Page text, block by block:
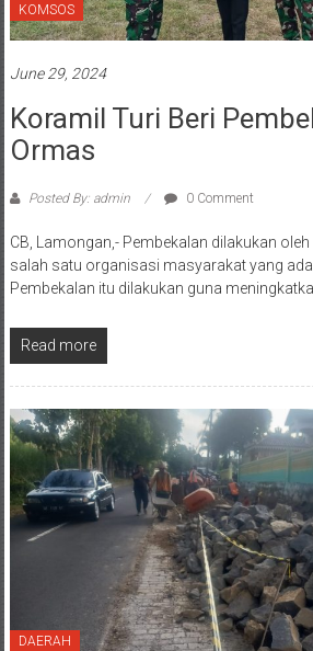
KOMSOS
June 29, 2024
Koramil Turi Beri
Ormas
Posted By: admin 0 Comment
CB, Lamongan,- Pembekalan dilakukan
salah satu organisasi masyarakat yang
Pembekalan itu dilakukan guna
Read more
DAERAH